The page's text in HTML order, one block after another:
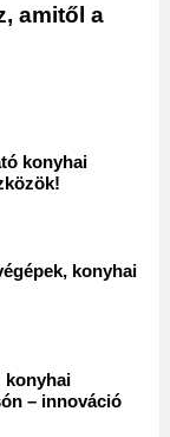
amitől a
konyhai
konyhai
konyhai
– innováció